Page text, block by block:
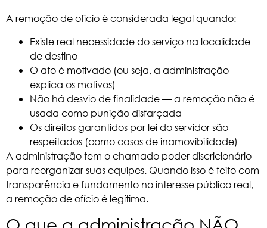
A remoção de ofício é considerada legal quando:
Existe real necessidade do serviço na localidade
de destino
O ato é motivado (ou seja, a administração
explica os motivos)
Não há desvio de finalidade — a remoção não é
usada como punição disfarçada
Os direitos garantidos por lei do servidor são
respeitados (como casos de inamovibilidade)
A administração tem o chamado poder discricionário
para reorganizar suas equipes. Quando isso é feito com
transparência e fundamento no interesse público real,
a remoção de ofício é legítima.
O que a administração NÃO